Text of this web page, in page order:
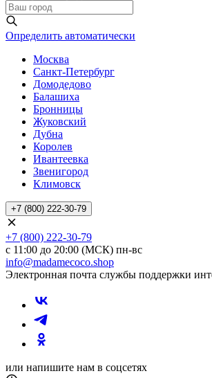
Определить автоматически
Москва
Санкт-Петербург
Домодедово
Балашиха
Бронницы
Жуковский
Дубна
Королев
Ивантеевка
Звенигород
Климовск
+7 (800) 222-30-79
+7 (800) 222-30-79
с 11:00 до 20:00 (МСК) пн-вс
info@madamecoco.shop
Электронная почта службы поддержки
или напишите нам в соцсетях